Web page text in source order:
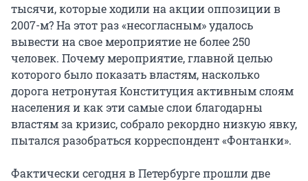
тысячи, которые ходили на акции оппозиции в
2007-м? На этот раз «несогласным» удалось
вывести на свое мероприятие не более 250
человек. Почему мероприятие, главной целью
которого было показать властям, насколько
дорога нетронутая Конституция активным слоям
населения и как эти самые слои благодарны
властям за кризис, собрало рекордно низкую явку,
пытался разобраться корреспондент «Фонтанки».
Фактически сегодня в Петербурге прошли две